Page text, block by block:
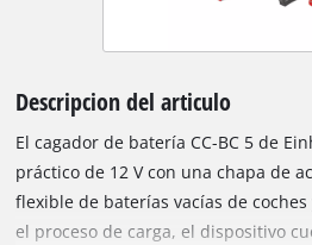
Descripcion del articulo
El cagador de batería CC-BC 5 de
práctico de 12 V con una chapa de
flexible de baterías vacías de
el proceso de carga, el dispositivo